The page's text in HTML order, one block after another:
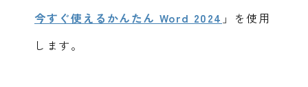
今すぐ使えるかんたん Word 2024 」を使用
します。